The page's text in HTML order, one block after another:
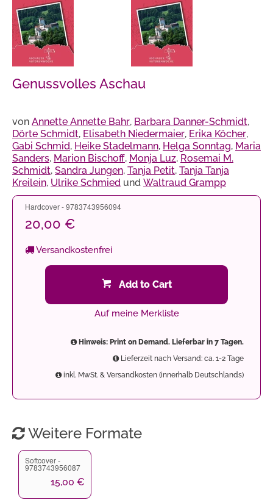
Genussvolles Aschau
von Annette Annette Bahr, Barbara Danner-Schmidt,
Dörte Schmidt, Elisabeth Niedermaier, Erika Köcher,
Gabi Schmid, Heike Stadelmann, Helga Sonntag, Maria
Sanders, Marion Bischoff, Monja Luz, Rosemai M.
Schmidt, Sandra Jungen, Tanja Petit, Tanja Tanja
Kreilein, Ulrike Schmied und Waltraud Grampp
Hardcover - 9783743956094
20,00 €
Versandkostenfrei
Add to Cart
Auf meine Merkliste
Hinweis: Print on Demand. Lieferbar in 7 Tagen.
Lieferzeit nach Versand: ca. 1-2 Tage
inkl. MwSt. & Versandkosten (innerhalb Deutschlands)
Weitere Formate
Softcover -
9783743956087
15,00 €